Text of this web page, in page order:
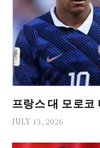
프랑스 대 모로코
JULY 13, 2026